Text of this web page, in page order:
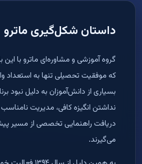
داستان شکل‌گیری ماترو
گروه آموزشی و مشاوره‌ای ماترو با
که موفقیت تحصیلی تنها به استعداد
بسیاری از دانش‌آموزان به دلیل نبود
نداشتن انگیزه کافی، مدیریت
دریافت راهنمایی تخصصی از مسیر
می‌گیرند.